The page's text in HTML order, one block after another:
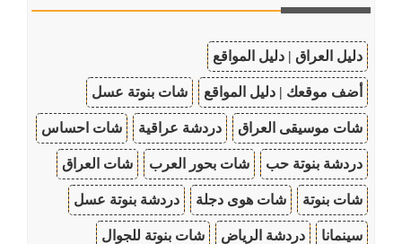
دليل العراق | دليل المواقع
أضف موقعك | دليل المواقع شات بنوتة عسل
شات موسيقى العراق دردشة عراقية شات احساس
دردشة بنوتة حب شات بحور العرب شات العراق
شات بنوتة شات هوى دجلة دردشة بنوتة عسل
سينمانا دردشة الرياض شات بنوتة للجوال